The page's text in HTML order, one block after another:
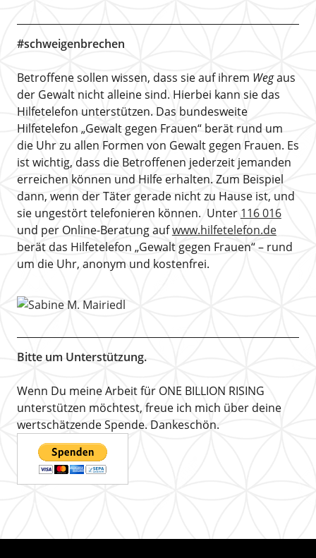
#schweigenbrechen
Betroffene sollen wissen, dass sie auf ihrem Wegaus
der Gewalt nicht alleine sind. Hierbei kann sie das
Hilfetelefon unterstützen. Das bundesweite
Hilfetelefon „Gewalt gegen Frauen“ berät rund um
die Uhr zu allen Formen von Gewalt gegen Frauen. Es
ist wichtig, dass die Betroffenen jederzeit jemanden
erreichen können und Hilfe erhalten. Zum Beispiel
dann, wenn der Täter gerade nicht zu Hause ist, und
sie ungestört telefonieren können. Unter 116 016
und per Online-Beratung aufwww.hilfetelefon.de
berät das Hilfetelefon „Gewalt gegen Frauen“ – rund
um die Uhr, anonym und kostenfrei.
Bitte um Unterstützung.
Wenn Du meine Arbeit für ONE BILLION RISING
unterstützen möchtest, freue ich mich über deine
wertschätzende Spende. Dankeschön.